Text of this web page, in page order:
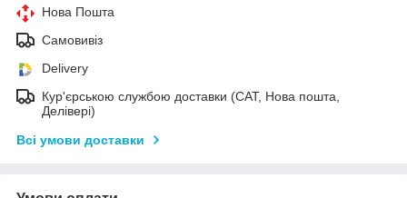
Нова Пошта
Самовивіз
Delivery
Кур'єрською службою доставки (САТ, Нова пошта,
Делівері)
Всі умови доставки